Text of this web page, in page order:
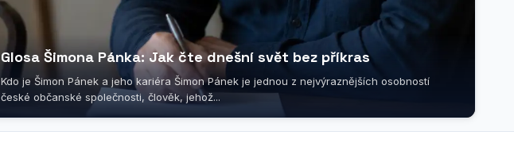
Glosa Šimona Pánka: Jak čte dnešní svět bez příkras
Kdo je Šimon Pánek a jeho kariéra Šimon Pánek je jednou z nejvýraznějších osobností
české občanské společnosti, člověk, jehož...